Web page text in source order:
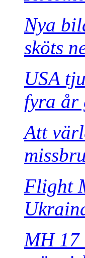
Nya
sköts
USA
fyra år
Att
Flight
MH 17